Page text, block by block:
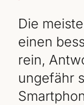
Die
einen
rein,
ungefähr